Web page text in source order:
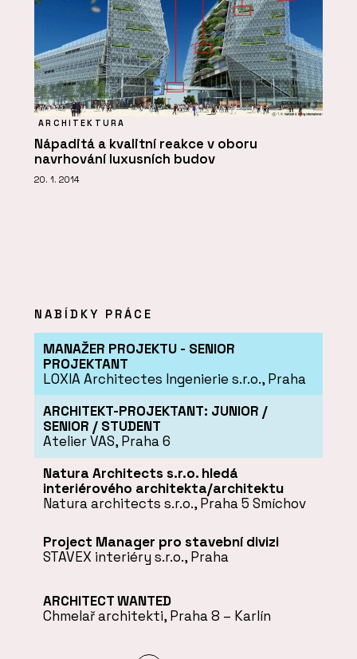
ARCHITEKTURA
Nápaditá a kvalitní reakce v oboru
navrhování luxusních budov
20. 1. 2014
NABÍDKY PRÁCE
MANAŽER PROJEKTU - SENIOR
PROJEKTANT
LOXIA Architectes Ingenierie s.r.o., Praha
ARCHITEKT-PROJEKTANT: JUNIOR /
SENIOR / STUDENT
Atelier VAS, Praha 6
Natura Architects s.r.o. hledá
interiérového architekta/architektu
Natura architects s.r.o., Praha 5 Smíchov
Project Manager pro stavební divizi
STAVEX interiéry s.r.o., Praha
ARCHITECT WANTED
Chmelař architekti, Praha 8 – Karlín